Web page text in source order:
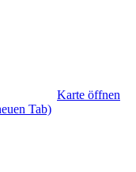
Karte öffnen
Tab)